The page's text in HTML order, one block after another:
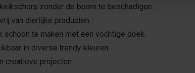
zonder de boom te beschadigen.
van dierlijke producten.
schoon te maken met een vochtige doek.
in diverse trendy kleuren.
creatieve projecten.